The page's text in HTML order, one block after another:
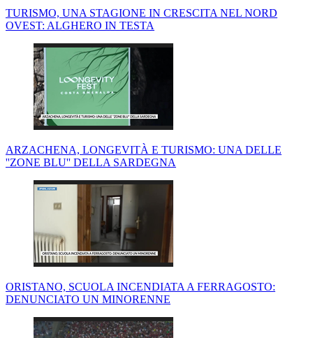
TURISMO, UNA STAGIONE IN CRESCITA NEL NORD
OVEST: ALGHERO IN TESTA
ARZACHENA, LONGEVITÀ E TURISMO: UNA DELLE
''ZONE BLU'' DELLA SARDEGNA
ORISTANO, SCUOLA INCENDIATA A FERRAGOSTO:
DENUNCIATO UN MINORENNE